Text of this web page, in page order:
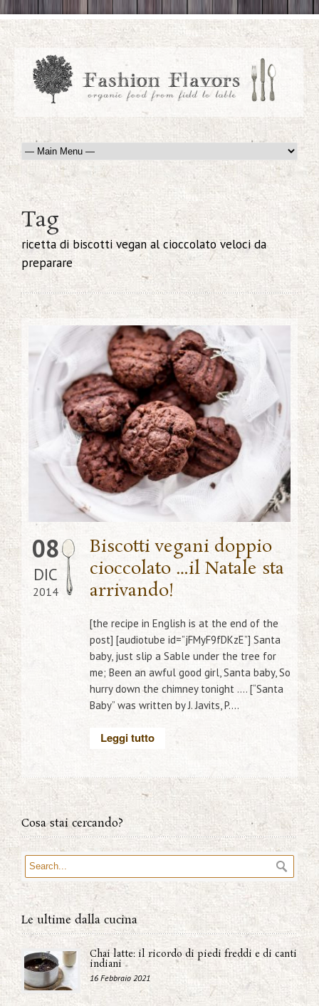
Tag
ricetta di biscotti vegan al cioccolato veloci da
preparare
08
DIC
2014
Biscotti vegani doppio
cioccolato …il Natale sta
arrivando!
[the recipe in English is at the end of the
post] [audiotube id=”jFMyF9fDKzE”] Santa
baby, just slip a Sable under the tree for
me; Been an awful good girl, Santa baby, So
hurry down the chimney tonight …. [“Santa
Baby” was written by J. Javits, P....
Leggi tutto
Cosa stai cercando?
Le ultime dalla cucina
Chai latte: il ricordo di piedi freddi e di canti
indiani
16 Febbraio 2021